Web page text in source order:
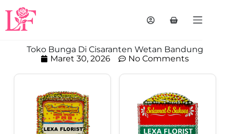
Toko Bunga Di Cisaranten Wetan Bandung
Maret 30, 2026
No Comments